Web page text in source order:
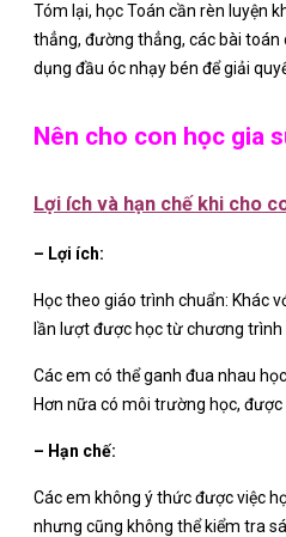
Tóm lại, học Toán cần rèn luyện
thẳng, đường thẳng, các bài
dụng đầu óc nhạy bén để giải
Nên cho con học gia
Lợi ích và hạn chế khi cho
– Lợi ích:
Học theo giáo trình chuẩn: Khác
lần lượt được học từ chương
Các em có thể ganh đua nhau
Hơn nữa có môi trường học,
– Hạn chế:
Các em không ý thức được việc
nhưng cũng không thể kiểm tra